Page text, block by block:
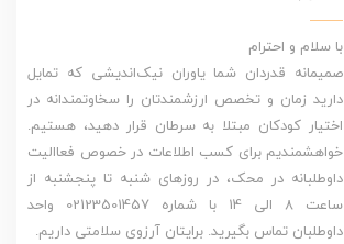
با سلام و احترام
صمیمانه قدردان شما یاوران نیک‌اندیشی که تمایل
دارید زمان و تخصص ارزشمندتان را سخاوتمندانه در
اختیار کودکان مبتلا به سرطان قرار دهید، هستیم.
خواهشمندیم برای کسب اطلاعات در خصوص فعاالیت
داوطلبانه در محک، در روزهای شنبه تا پنجشنبه از
ساعت 8 الی 14 با شماره 02123501457 واحد
داوطلبان تماس بگیرید. برایتان آرزوی سلامتی داریم.